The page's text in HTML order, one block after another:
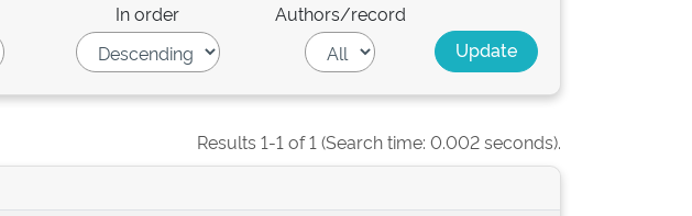
In order Authors/record
Results 1-1 of 1 (Search time: 0.002 seconds).